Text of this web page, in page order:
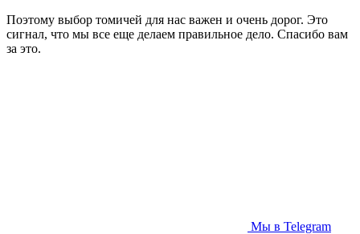
Поэтому выбор томичей для нас важен и очень дорог. Это
сигнал, что мы все еще делаем правильное дело. Спасибо вам
за это.
Мы в Telegram